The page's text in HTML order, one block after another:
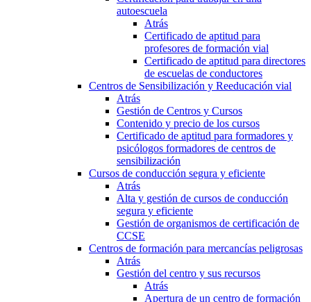
autoescuela
Atrás
Certificado de aptitud para
profesores de formación vial
Certificado de aptitud para directores
de escuelas de conductores
Centros de Sensibilización y Reeducación vial
Atrás
Gestión de Centros y Cursos
Contenido y precio de los cursos
Certificado de aptitud para formadores y
psicólogos formadores de centros de
sensibilización
Cursos de conducción segura y eficiente
Atrás
Alta y gestión de cursos de conducción
segura y eficiente
Gestión de organismos de certificación de
CCSE
Centros de formación para mercancías peligrosas
Atrás
Gestión del centro y sus recursos
Atrás
Apertura de un centro de formación